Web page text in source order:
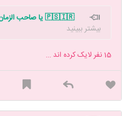
🇵🇸🇮🇷 یا صاحب الزمان اغثنی یا صاحب الزمان ادرکنی❣️
لولیک الفرج بحق زینب الکبری س
بیشتر ببینید
15نفر لایک کرده اند ...